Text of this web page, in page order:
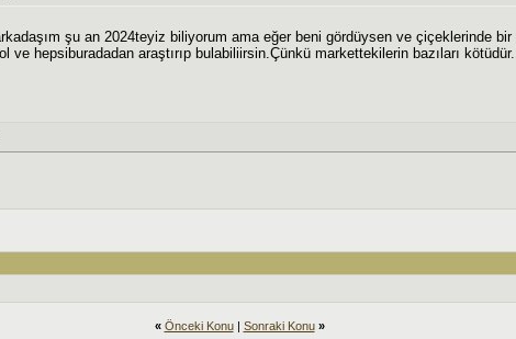
şu an 2024teyiz biliyorum ama eğer beni gördüysen ve çiçeklerinde
ve hepsiburadadan araştırıp bulabiliirsin.Çünkü markettekilerin bazıları
« Önceki Konu| Sonraki Konu »